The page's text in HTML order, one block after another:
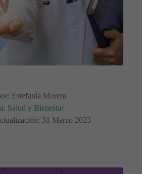
Estefanía Morera
Salud y Bienestar
31 Marzo 2023